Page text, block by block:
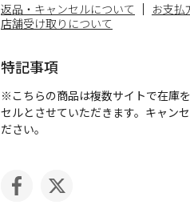
返品・キャンセルについて お支払
店舗受け取りについて
特記事項
※こちらの商品は複数サイトで在庫
セルとさせていただきます。キャン
ださい。